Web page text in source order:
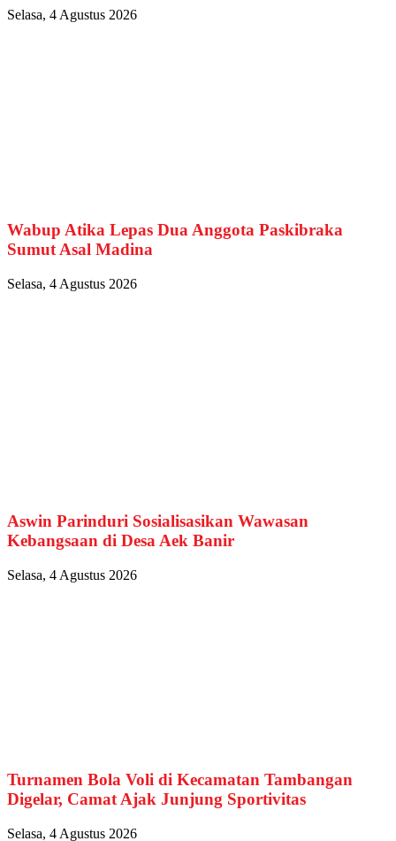
Selasa, 4 Agustus 2026
Wabup Atika Lepas Dua Anggota Paskibraka
Sumut Asal Madina
Selasa, 4 Agustus 2026
Aswin Parinduri Sosialisasikan Wawasan
Kebangsaan di Desa Aek Banir
Selasa, 4 Agustus 2026
Turnamen Bola Voli di Kecamatan Tambangan
Digelar, Camat Ajak Junjung Sportivitas
Selasa, 4 Agustus 2026